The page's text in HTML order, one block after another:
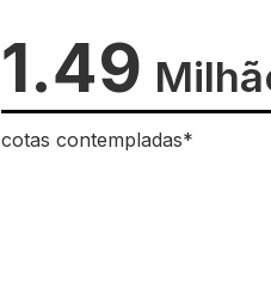
1.49
cotas contempladas*